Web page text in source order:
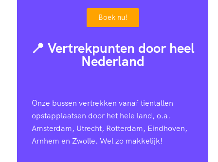
Boek nu!
📍 Vertrekpunten door heel
Nederland
Onze bussen vertrekken vanaf tientallen
opstapplaatsen door het hele land, o.a.
Amsterdam, Utrecht, Rotterdam, Eindhoven,
Arnhem en Zwolle. Wel zo makkelijk!